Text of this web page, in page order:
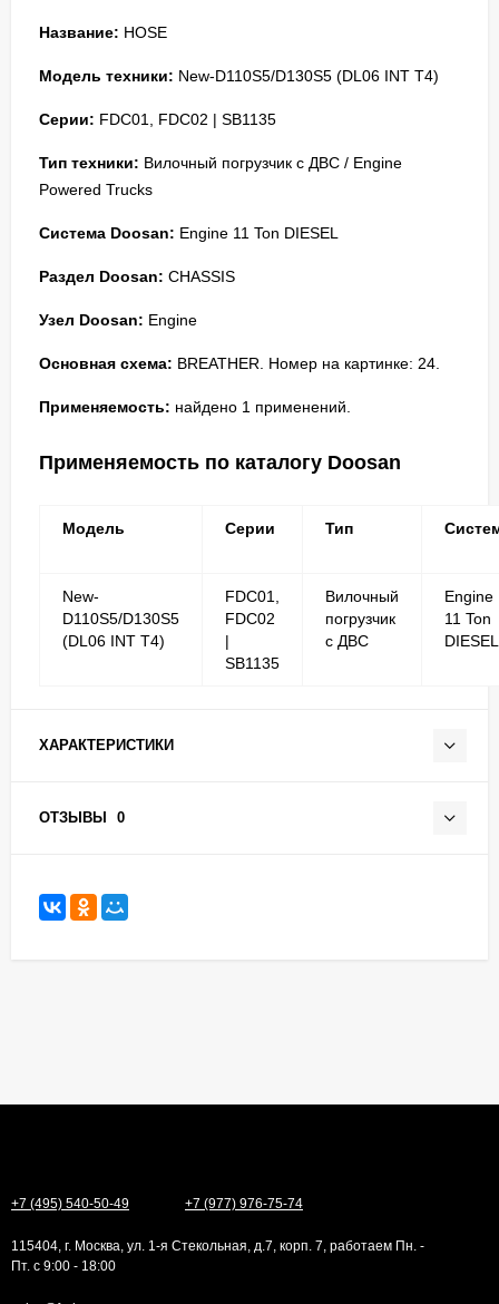
Название: HOSE
Модель техники: New-D110S5/D130S5 (DL06 INT T4)
Серии: FDC01, FDC02 | SB1135
Тип техники: Вилочный погрузчик с ДВС / Engine
Powered Trucks
Система Doosan: Engine 11 Ton DIESEL
Раздел Doosan: CHASSIS
Узел Doosan: Engine
Основная схема: BREATHER. Номер на картинке: 24.
Применяемость: найдено 1 применений.
Применяемость по каталогу Doosan
Модель Серии Тип
New-
D110S5/D130S5
(DL06 INT T4)
FDC01,
FDC02
|
SB1135
Вилочный
погрузчик
с ДВС
Engine
11 Ton
DIESEL
ХАРАКТЕРИСТИКИ
ОТЗЫВЫ 0
+7 (495) 540-50-49 +7 (977) 976-75-74
115404, г. Москва, ул. 1-я Стекольная, д.7, корп. 7, работаем Пн. -
Пт. с 9:00 - 18:00